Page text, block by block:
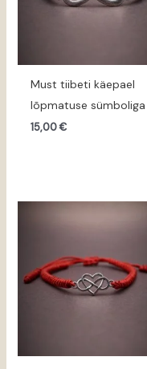
Must tiibeti käepael
lõpmatuse sümboliga
15,00€